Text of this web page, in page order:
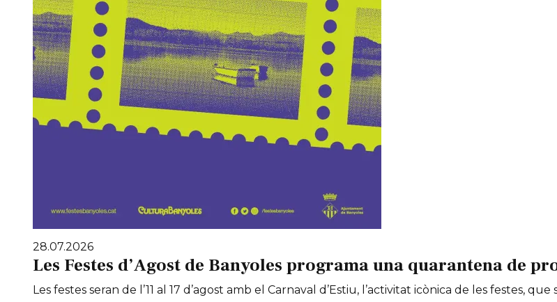
28.07.2026
Les Festes d’Agost de Banyoles programa una quarantena de
Les festes seran de l’11 al 17 d’agost amb el Carnaval d’Estiu, l’activitat icònica de les festes,